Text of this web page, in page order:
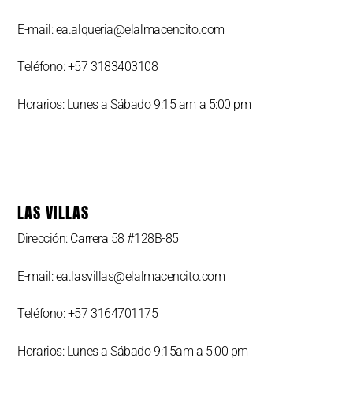
E-mail: ea.alqueria@elalmacencito.com
Teléfono: +57 3183403108
Horarios: Lunes a Sábado 9:15 am a 5:00 pm
LAS VILLAS
Dirección: Carrera 58 #128B-85
E-mail: ea.lasvillas@elalmacencito.com
Teléfono: +57 3164701175
Horarios: Lunes a Sábado 9:15am a 5:00 pm